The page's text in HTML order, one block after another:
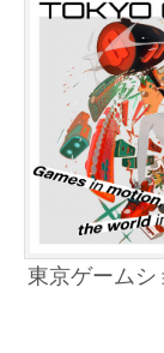
東京ゲームシ